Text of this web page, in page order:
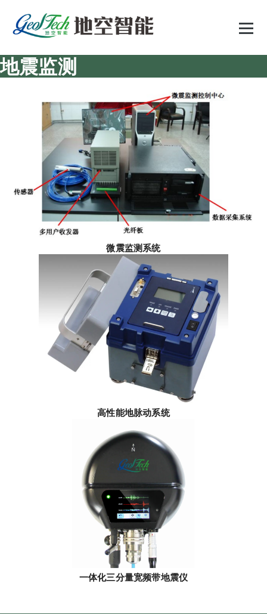
地震监测
微震监测系统
高性能地脉动系统
一体化三分量宽频带地震仪